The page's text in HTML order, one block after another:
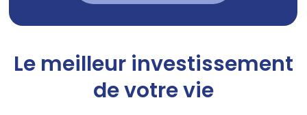
Le meilleur investissement
de votre vie